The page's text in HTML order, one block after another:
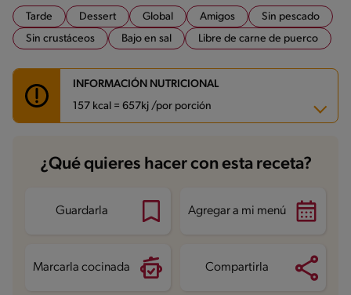
Tarde Dessert Global Amigos
Sin pescado
Sin crustáceos
Bajo en sal Libre de carne de puerco
INFORMACIÓN NUTRICIONAL
157 kcal = 657kj /por porción
Carbohidratos 17.8 g
Energía 157 kcal
Proteína
Grasas saturadas 4.1 g
¿Qué quieres hacer con esta receta?
Guardarla Agregar a mi menú
Marcarla cocinada Compartirla